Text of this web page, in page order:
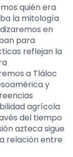
quién era
la mitología
en
para
reflejan la
a Tláloc
y
agrícola
del tiempo
azteca sigue
relación entre